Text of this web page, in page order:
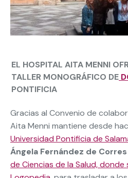
EL HOSPITAL AITA MENNI
TALLER MONOGRÁFICO DE
PONTIFICIA
Gracias al Convenio de
Aita Menni mantiene desde
Universidad Pontificia de
Ángela Fernández de Corres
de Ciencias de la Salud,